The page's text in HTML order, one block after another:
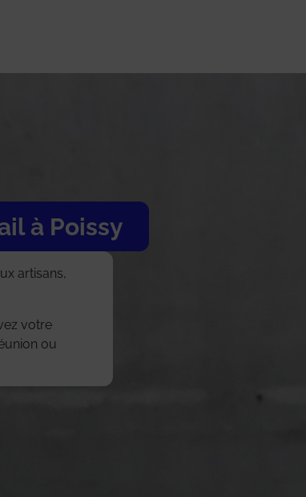
à Poissy
artisans,
votre
ou